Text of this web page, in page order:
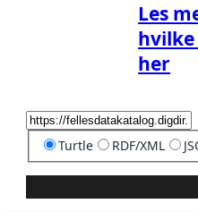
Les
her
Turtle RDF/XML